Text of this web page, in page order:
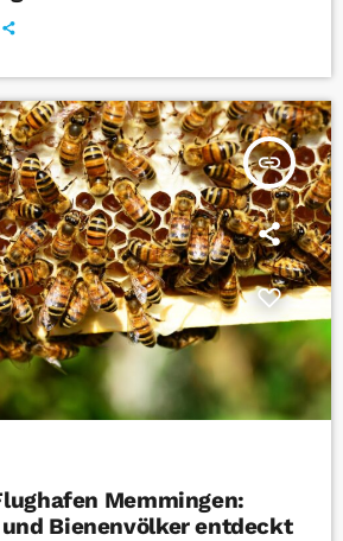
insert_link
Memmingen:
Bienenvölker entdeckt